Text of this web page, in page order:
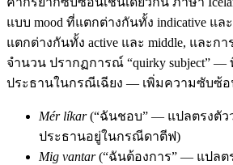
แบบ mood ที่แตกต่างกันทั้ง indicative และ
แตกต่างกันทั้ง active และ middle, และก
จำนวน ปรากฏการณ์ “quirky subject” —
ประธานในกรณีเฉียง — เพิ่มความซับซ้
Mér líkar(“ฉันชอบ” — แปลตรงตัว
ประธานอยู่ในกรณีดาตีฟ)
Mig vantar(“ฉันต้องการ” — แปลต